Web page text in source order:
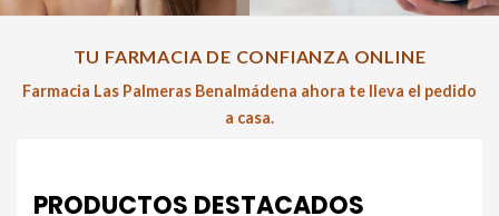
TU FARMACIA DE CONFIANZA ONLINE
Farmacia Las Palmeras Benalmádena ahora te lleva el pedido
a casa.